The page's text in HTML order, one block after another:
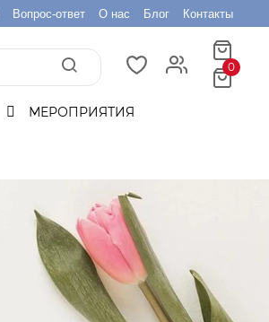
Вопрос-ответ О нас Блог Контакты
0
МЕРОПРИЯТИЯ